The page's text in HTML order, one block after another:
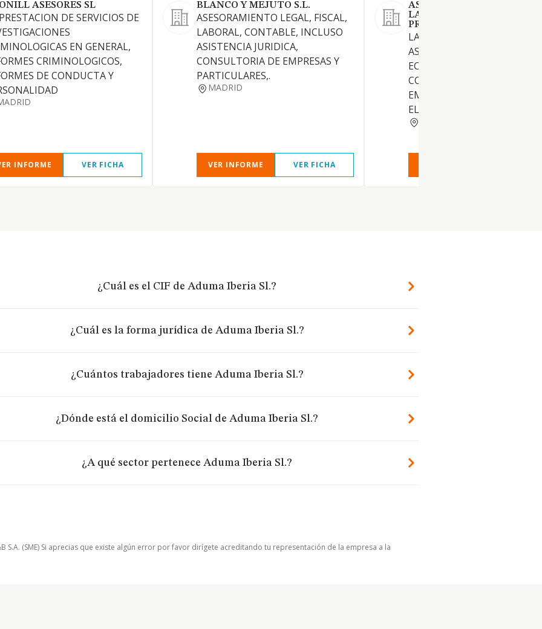
ASESORES SL
DE SERVICIOS DE
EN GENERAL,
CRIMINOLOGICOS,
DE CONDUCTA Y
INFORME VER FICHA
BLANCO Y MEJUTO S.L.
ASESORAMIENTO LEGAL, FISCAL,
LABORAL, CONTABLE, INCLUSO
ASISTENCIA JURIDICA,
CONSULTORIA DE EMPRESAS Y
PARTICULARES,.
MADRID
VER INFORME VER FICHA
ASESORIA FISCAL
LABORAL GRUPO 4 SL
PROFESIONAL
LA PRESTACION DE
ASESORAMIENTO EN
ECONOMICA, FINANCIERA,
CONTABLE, FISCAL Y
EMPRESAS Y PERSONAS
ELABORACION DE
¿Cuál es el CIF de Aduma Iberia Sl.?
¿Cuál es la forma jurídica de Aduma Iberia Sl.?
¿Cuántos trabajadores tiene Aduma Iberia Sl.?
¿Dónde está el domicilio Social de Aduma Iberia Sl.?
¿A qué sector pertenece Aduma Iberia Sl.?
(SME) Si aprecias que existe algún error por favor dirígete acreditando tu representación de la empresa a la